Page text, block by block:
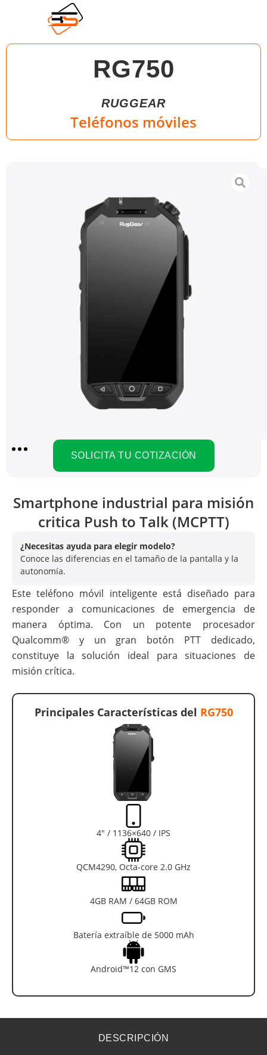
RG750
RUGGEAR
Teléfonos móviles
SOLICITA TU COTIZACIÓN
Smartphone industrial para misión
critica Push to Talk (MCPTT)
¿Necesitas ayuda para elegir modelo?
Conoce las diferencias en el tamaño de la pantalla y la
autonomía.
Este teléfono móvil inteligente está diseñado para
responder a comunicaciones de emergencia de
manera óptima. Con un potente procesador
Qualcomm® y un gran botón PTT dedicado,
constituye la solución ideal para situaciones de
misión crítica.
Principales Características del RG750
4″ / 1136×640 / IPS
QCM4290, Octa-core 2.0 GHz
4GB RAM / 64GB ROM
Batería extraíble de 5000 mAh
Android™12 con GMS
DESCRIPCIÓN